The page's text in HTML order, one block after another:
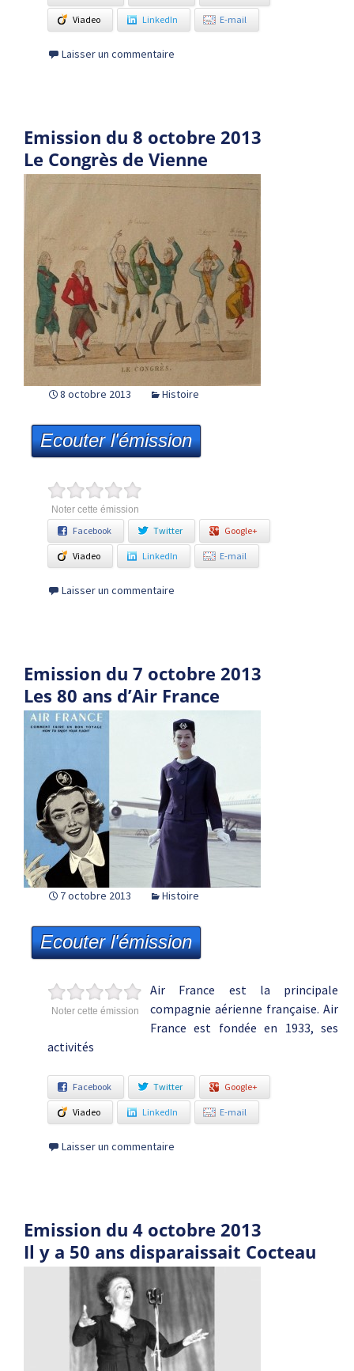
Viadeo LinkedIn E-mail
Laisser un commentaire
Emission du 8 octobre 2013
Le Congrès de Vienne
8 octobre 2013 Histoire
Ecouter l'émission
Noter cette émission
Facebook Twitter Google+
Viadeo LinkedIn E-mail
Laisser un commentaire
Emission du 7 octobre 2013
Les 80 ans d’Air France
7 octobre 2013 Histoire
Ecouter l'émission
Noter cette émission
Air France est la principale
compagnie aérienne française. Air
France est fondée en 1933, ses
activités
Facebook Twitter Google+
Viadeo LinkedIn E-mail
Laisser un commentaire
Emission du 4 octobre 2013
Il y a 50 ans disparaissait Cocteau